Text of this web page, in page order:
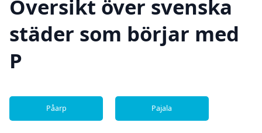
Översikt över svenska
städer som börjar med
P
Påarp Pajala